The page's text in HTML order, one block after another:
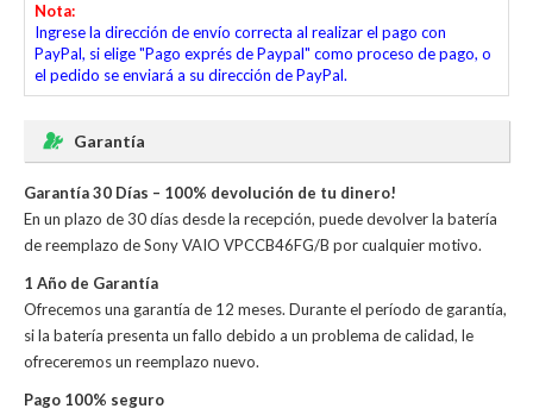
Nota:
Ingrese la dirección de envío correcta al realizar el pago con
PayPal, si elige "Pago exprés de Paypal" como proceso de pago, o
el pedido se enviará a su dirección de PayPal.
Garantía
Garantía 30 Días – 100% devolución de tu dinero!
En un plazo de 30 días desde la recepción, puede devolver la batería
de reemplazo de Sony VAIO VPCCB46FG/B por cualquier motivo.
1 Año de Garantía
Ofrecemos una garantía de 12 meses. Durante el período de garantía,
si la batería presenta un fallo debido a un problema de calidad, le
ofreceremos un reemplazo nuevo.
Pago 100% seguro